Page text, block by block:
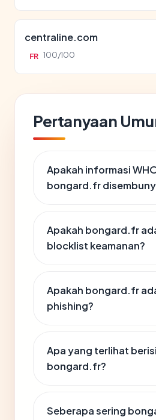
centraline.com
FR 100/100
Pertanyaan
Apakah informasi
bongard.fr
Apakah bongard.fr
blocklist keamanan?
Apakah bongard.fr
phishing?
Apa yang terlihat
bongard.fr?
Seberapa sering